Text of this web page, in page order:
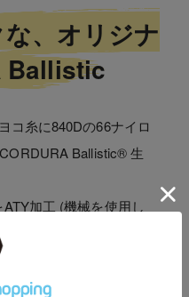
、オリジナ
Ballistic
コ糸に840Dの66ナイロ
Ballistic® 生
加工 (機械を使用し
しスパンライク調にした
ヨコ糸は420Dのブラ
えオックス織りしてい